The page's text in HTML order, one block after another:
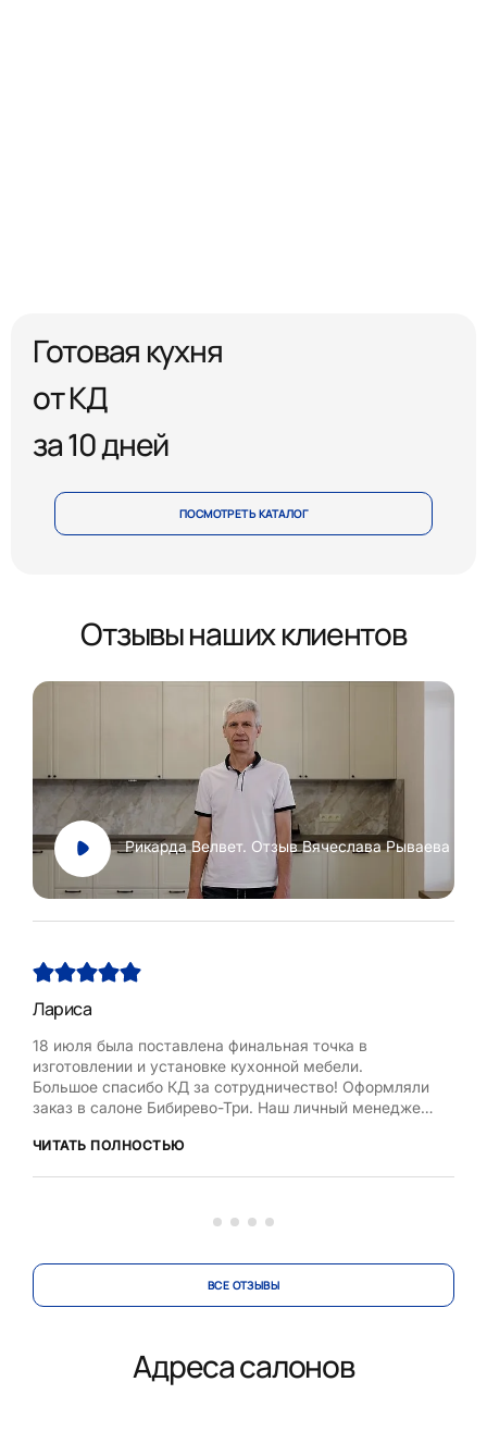
Готовая кухня
от КД
за 10 дней
ПОСМОТРЕТЬ КАТАЛОГ
Отзывы наших клиентов
Рикарда Велвет. Отзыв Вячеслава Рываева
Лариса
18 июля была поставлена финальная точка в
изготовлении и установке кухонной мебели.
Большое спасибо КД за сотрудничество! Оформляли
заказ в салоне Бибирево-Три. Наш личный менеджер
оптимальный проект, исходя из маленькой площади
ЧИТАТЬ ПОЛНОСТЬЮ
ВСЕ ОТЗЫВЫ
Адреса салонов